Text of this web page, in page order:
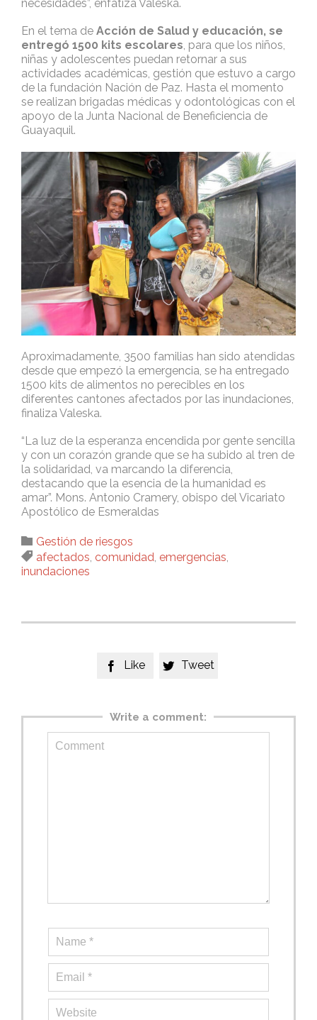
necesidades”, enfatiza Valeska.
En el tema de Acción de Salud y educación, se
entregó 1500 kits escolares, para que los niños,
niñas y adolescentes puedan retornar a sus
actividades académicas, gestión que estuvo a cargo
de la fundación Nación de Paz. Hasta el momento
se realizan brigadas médicas y odontológicas con el
apoyo de la Junta Nacional de Beneficiencia de
Guayaquil.
Aproximadamente, 3500 familias han sido atendidas
desde que empezó la emergencia, se ha entregado
1500 kits de alimentos no perecibles en los
diferentes cantones afectados por las inundaciones,
finaliza Valeska.
“La luz de la esperanza encendida por gente sencilla
y con un corazón grande que se ha subido al tren de
la solidaridad, va marcando la diferencia,
destacando que la esencia de la humanidad es
amar”. Mons. Antonio Cramery, obispo del Vicariato
Apostólico de Esmeraldas
 Category
Gestión de riesgos
 Tags
afectados, comunidad, emergencias,
inundaciones
 Like  Tweet
Write a comment: